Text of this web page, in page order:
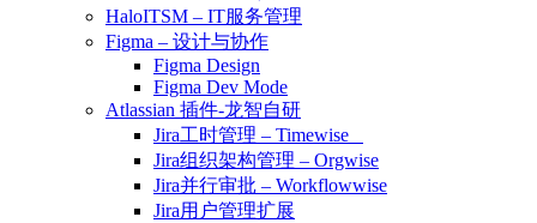
HaloITSM – IT服务管理
Figma – 设计与协作
Figma Design
Figma Dev Mode
Atlassian 插件-龙智自研
Jira工时管理 – Timewise
Jira组织架构管理 – Orgwise
Jira并行审批 – Workflowwise
Jira用户管理扩展